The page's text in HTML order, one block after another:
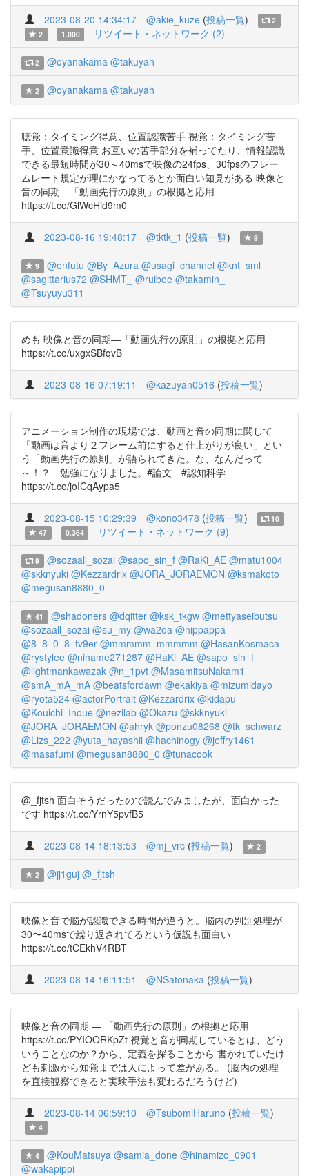
2023-08-20 14:34:17 @akie_kuze (投稿一覧)
2
2
1.000 リツイート・ネットワーク (2)
2 @oyanakama @takuyah
2 @oyanakama @takuyah
聴覚：タイミング得意、位置認識苦手 視覚：タイミング苦
手、位置意識得意 お互いの苦手部分を補ってたり、情報認識
できる最短時間が30～40msで映像の24fps、30fpsのフレー
ムレート規定が理にかなってるとか面白い知見がある 映像と
音の同期―「動画先行の原則」の根拠と応用
https://t.co/GlWcHid9m0
2023-08-16 19:48:17 @tktk_1 (投稿一覧) 9
9 @enfutu @By_Azura @usagi_channel @knt_sml
@sagittarius72 @SHMT_ @ruibee @takamin_
@Tsuyuyu311
めも 映像と音の同期―「動画先行の原則」の根拠と応用
https://t.co/uxgxSBfqvB
2023-08-16 07:19:11 @kazuyan0516 (投稿一覧)
アニメーション制作の現場では、動画と音の同期に関して
「動画は音より２フレーム前にすると仕上がりが良い」とい
う「動画先行の原則」が語られてきた。な、なんだって
～！？ 勉強になりました。#論文 #認知科学
https://t.co/joICqAypa5
2023-08-15 10:29:39 @kono3478 (投稿一覧)
10
47
0.364 リツイート・ネットワーク (9)
9 @sozaall_sozai @sapo_sin_f @RaKi_AE @matu1004
@skknyuki @Kezzardrix @JORA_JORAEMON @ksmakoto
@megusan8880_0
41 @shadoners @dqitter @ksk_tkgw @mettyaseibutsu
@sozaall_sozai @su_my @wa2oa @nippappa
@8_8_0_8_fv9er @mmmmm_mmmmm @HasanKosmaca
@rystylee @niname271287 @RaKi_AE @sapo_sin_f
@lightmankawazak @n_1pvt @MasamitsuNakam1
@smA_mA_mA @beatsfordawn @ekakiya @mizumidayo
@ryota524 @actorPortrait @Kezzardrix @kidapu
@Kouichi_Inoue @nezilab @Okazu @skknyuki
@JORA_JORAEMON @ahryk @ponzu08268 @tk_schwarz
@Lizs_222 @yuta_hayashii @hachinogy @jeffry1461
@masafumi @megusan8880_0 @tunacook
@_fjtsh 面白そうだったので読んでみましたが、面白かった
です https://t.co/YrnY5pvfB5
2023-08-14 18:13:53 @mj_vrc (投稿一覧) 2
2 @jj1guj @_fjtsh
映像と音で脳が認識できる時間が違うと。脳内の判別処理が
30〜40msで繰り返されてるという仮説も面白い
https://t.co/tCEkhV4RBT
2023-08-14 16:11:51 @NSatonaka (投稿一覧)
映像と音の同期 ― 「動画先行の原則」の根拠と応用
https://t.co/PYIOORKpZt 視覚と音が同期しているとは、どう
いうことなのか？から、定義を探ることから 書かれていたけ
ども刺激から知覚までは人によって差がある。 (脳内の処理
を直接観察できると実験手法も変わるだろうけど)
2023-08-14 06:59:10 @TsubomiHaruno (投稿一覧)
4
4 @KouMatsuya @samia_done @hinamizo_0901
@wakapippi